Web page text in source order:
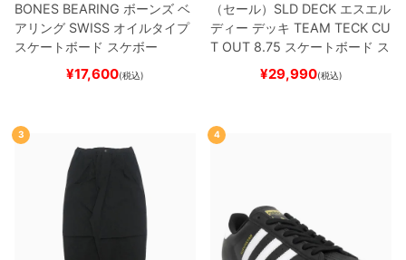
BONES BEARING ボーンズ ベ
アリング SWISS オイルタイプ
スケートボード スケボー
¥17,600(税込)
（セール） SLD DECK エスエル
ディー デッキ TEAM TECK CU
T OUT 8.75 スケートボード ス
¥29,990(税込)
3 4